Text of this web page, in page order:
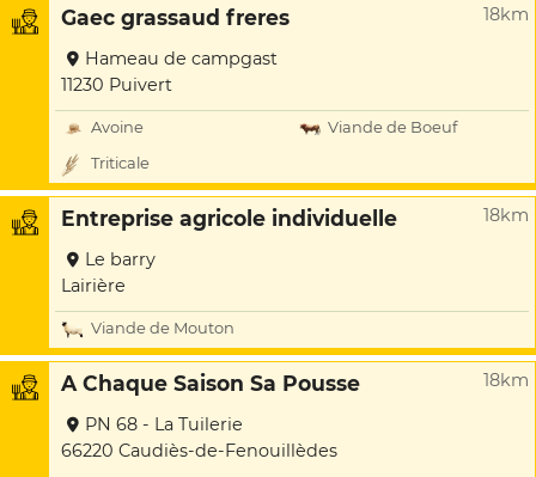
Gaec grassaud freres 18km
Hameau de campgast
11230 Puivert
Avoine
Viande de Boeuf
Triticale
Entreprise agricole individuelle 18km
Le barry
Lairière
Viande de Mouton
A Chaque Saison Sa Pousse 18km
PN 68 - La Tuilerie
66220 Caudiès-de-Fenouillèdes